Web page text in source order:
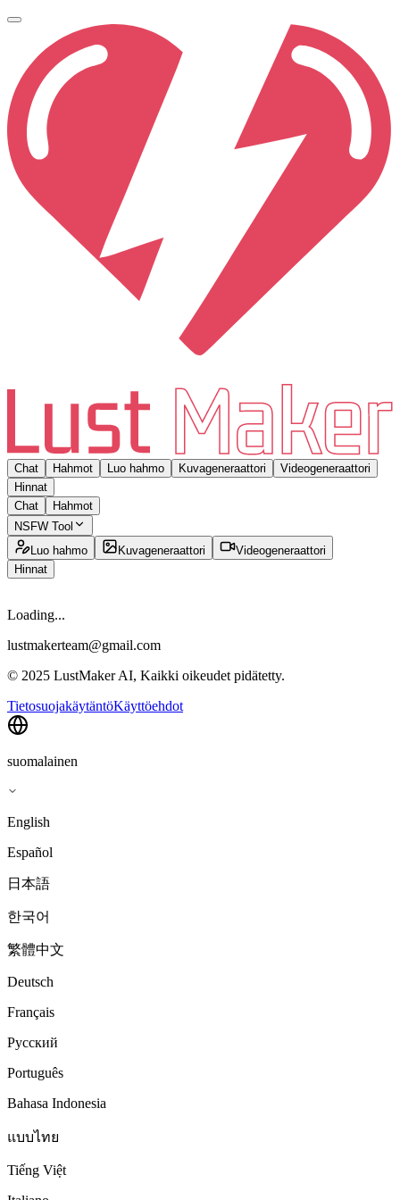
Chat Hahmot Luo hahmo Kuvageneraattori
Videogeneraattori
Hinnat
Chat
Hahmot
NSFW Tool
Luo hahmo
Kuvageneraattori
Videogeneraattori
Hinnat
Loading...
lustmakerteam@gmail.com
© 2025 LustMaker AI, Kaikki oikeudet pidätetty.
TietosuojakäytäntöKäyttöehdot
suomalainen
English
Español
日本語
한국어
繁體中文
Deutsch
Français
Русский
Português
Bahasa Indonesia
แบบไทย
Tiếng Việt